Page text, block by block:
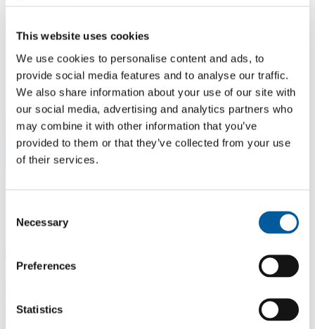
This website uses cookies
We use cookies to personalise content and ads, to
provide social media features and to analyse our traffic.
We also share information about your use of our site with
our social media, advertising and analytics partners who
may combine it with other information that you’ve
provided to them or that they’ve collected from your use
of their services.
Selection
Necessary
Preferences
Statistics
Dlaždice FATRAFOL WALK 600
Parozábrana a tepelná izolace
Ochranná geotextilie
Lepidla
Ostatní doplňky
VŠECHNY PRODUKTY
Menu
Dokumenty ke stažení